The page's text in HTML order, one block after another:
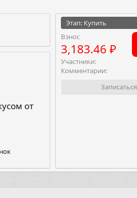
от
Этап: Купить
Взнос
3,183.46 ₽
Участники
Комментарии
Записаться